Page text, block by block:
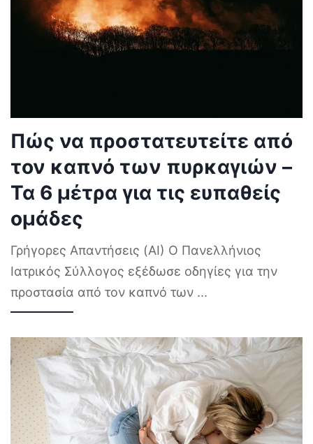
Πώς να προστατευτείτε από
τον καπνό των πυρκαγιών –
Τα 6 μέτρα για τις ευπαθείς
ομάδες
Γρήγορες Απαντήσεις (AI) Ο Πανελλήνιος
Ιατρικός Σύλλογος εξέδωσε οδηγίες για την
προστασία από τον καπνό των ...